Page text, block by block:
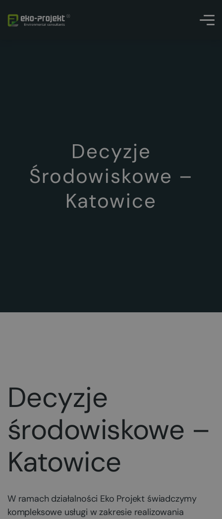
Decyzje
Środowiskowe –
Katowice
Decyzje
środowiskowe –
Katowice
W ramach działalności Eko Projekt świadczymy
kompleksowe usługi w zakresie realizowania